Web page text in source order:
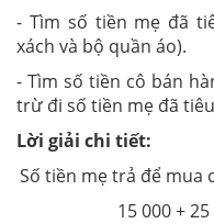
- Tìm số tiền mẹ đã
xách và bộ quần áo).
- Tìm số tiền cô bán
trừ đi số tiền mẹ đã
Lời giải chi tiết:
Số tiền mẹ trả để mua
15 000 +